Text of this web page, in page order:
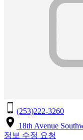
(253)222-3260
18th Avenue
정보 수정 요청